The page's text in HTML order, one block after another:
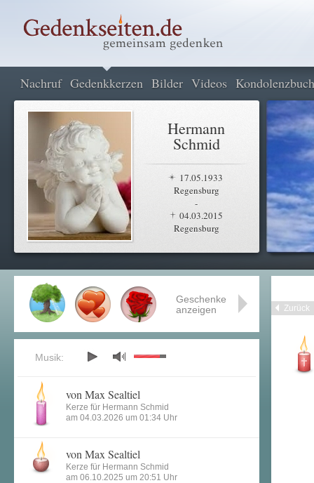
Nachruf Gedenkkerzen Bilder Videos Kondolenzbuch
Hermann
Schmid
17.05.1933
Regensburg
-
04.03.2015
Regensburg
Zurück
Geschenke
anzeigen
Musik:
von Max Sealtiel
Kerze für Hermann Schmid
am 04.03.2026 um 01:34 Uhr
von Max Sealtiel
Kerze für Hermann Schmid
am 06.10.2025 um 20:51 Uhr